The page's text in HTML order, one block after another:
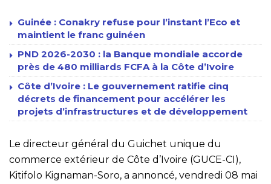
Guinée : Conakry refuse pour l’instant l’Eco et
maintient le franc guinéen
PND 2026-2030 : la Banque mondiale accorde
près de 480 milliards FCFA à la Côte d’Ivoire
Côte d’Ivoire : Le gouvernement ratifie cinq
décrets de financement pour accélérer les
projets d’infrastructures et de développement
Le directeur général du Guichet unique du
commerce extérieur de Côte d’Ivoire (GUCE-CI),
Kitifolo Kignaman-Soro, a annoncé, vendredi 08 mai